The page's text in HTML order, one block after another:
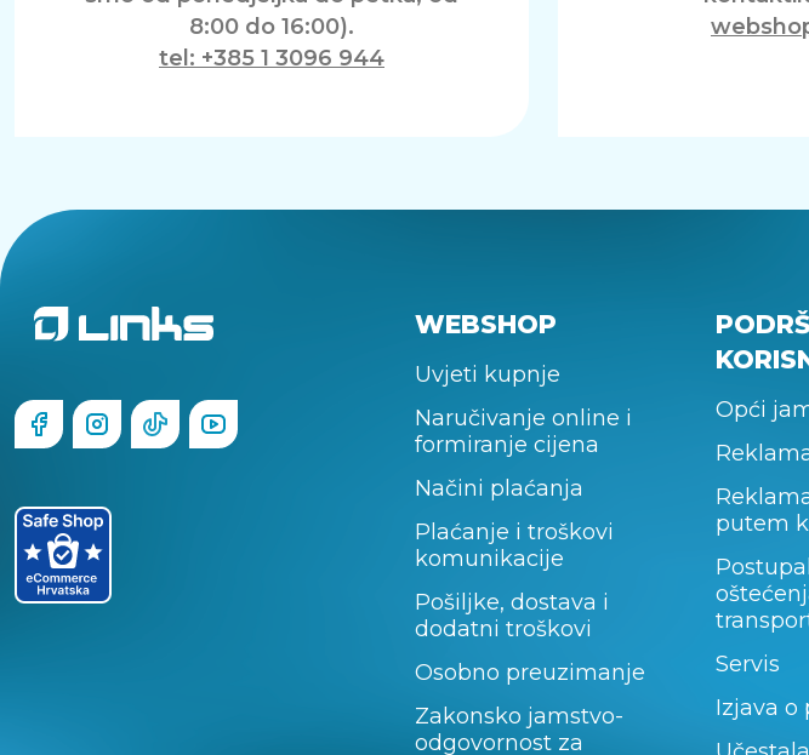
8:00 do 16:00).
tel: +385 1 3096 944
WEBSHOP
Uvjeti kupnje
Naručivanje online i
formiranje cijena
Načini plaćanja
Plaćanje i troškovi
komunikacije
Pošiljke, dostava i
dodatni troškovi
Osobno preuzimanje
Zakonsko jamstvo-
odgovornost za
Opći
putem
Servis
Izjava o